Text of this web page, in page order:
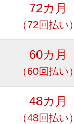
72カ月
（72回払い）
60カ月
（60回払い）
48カ月
（48回払い）